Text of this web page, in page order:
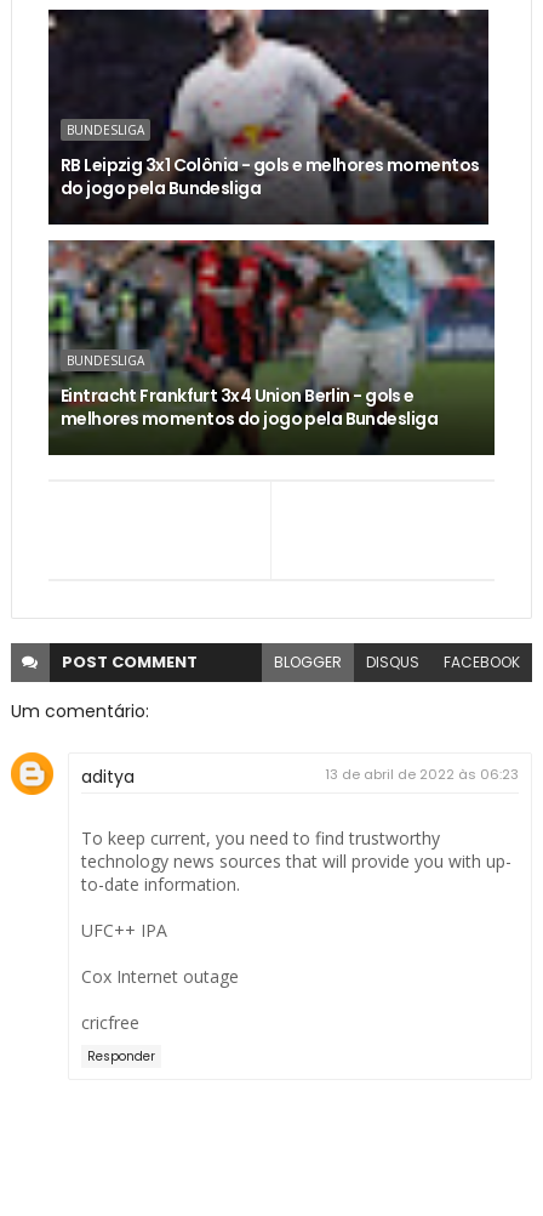
BUNDESLIGA
RB Leipzig 3x1 Colônia - gols e melhores momentos
do jogo pela Bundesliga
BUNDESLIGA
Eintracht Frankfurt 3x4 Union Berlin - gols e
melhores momentos do jogo pela Bundesliga
POST COMMENT BLOGGER DISQUS FACEBOOK
Um comentário:
aditya 13 de abril de 2022 às 06:23
To keep current, you need to find trustworthy
technology news sources that will provide you with up-
to-date information.
UFC++ IPA
Cox Internet outage
cricfree
Responder